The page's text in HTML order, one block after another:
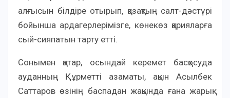
алғысын білдіре отырып, қазақтың салт-дәстүрі
бойынша ардагерлерімізге, көнекөз қарияларға
сый-сияпатын тарту етті.
Сонымен қатар, осындай керемет басқосуда
ауданның Құрметті азаматы, ақын Асылбек
Саттаров өзінің баспадан жақында ғана жарық